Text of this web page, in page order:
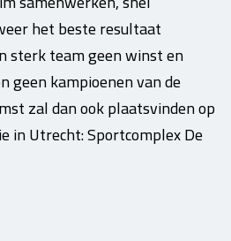
het beste resultaat
sterk team geen winst en
geen kampioenen van de
zal dan ook plaatsvinden op
in Utrecht: Sportcomplex De